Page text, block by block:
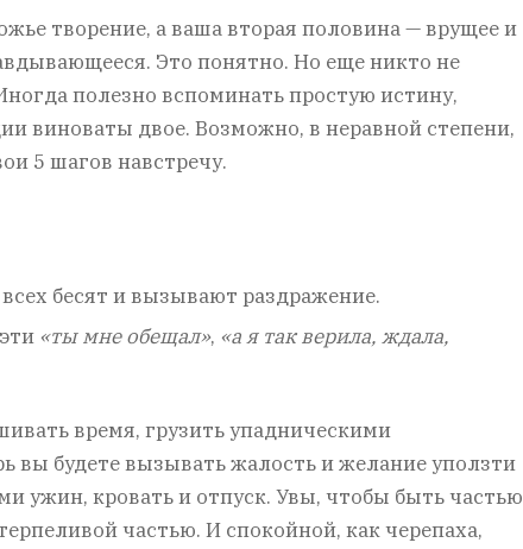
творение, а ваша вторая половина — врущее и
Это понятно. Но еще никто не
полезно вспоминать простую истину,
виноваты двое. Возможно, в неравной степени,
5 шагов навстречу.
бесят и вызывают раздражение.
«ты мне обещал», «а я так верила, ждала,
время, грузить упадническими
вы будете вызывать жалость и желание уползти
ужин, кровать и отпуск. Увы, чтобы быть частью
частью. И спокойной, как черепаха,